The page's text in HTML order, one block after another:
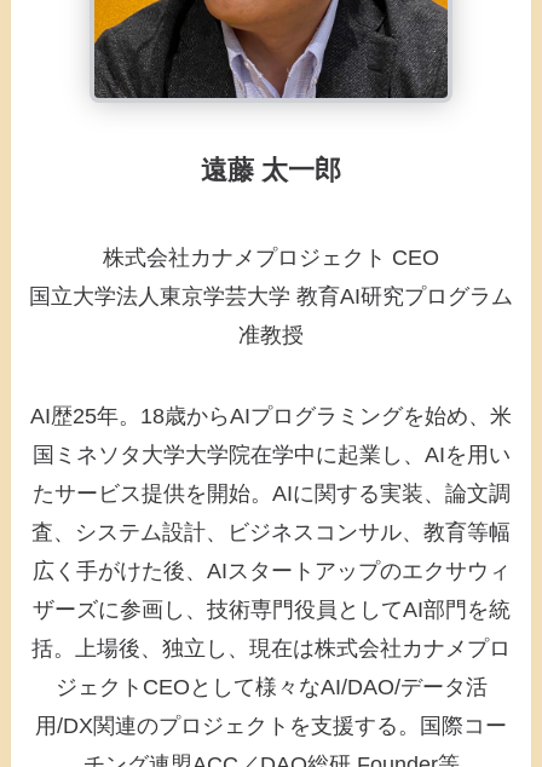
遠藤 太一郎
株式会社カナメプロジェクト CEO
国立大学法人東京学芸大学 教育AI研究プログラム
准教授
AI歴25年。18歳からAIプログラミングを始め、米
国ミネソタ大学大学院在学中に起業し、AIを用い
たサービス提供を開始。AIに関する実装、論文調
査、システム設計、ビジネスコンサル、教育等幅
広く手がけた後、AIスタートアップのエクサウィ
ザーズに参画し、技術専門役員としてAI部門を統
括。上場後、独立し、現在は株式会社カナメプロ
ジェクトCEOとして様々なAI/DAO/データ活
用/DX関連のプロジェクトを支援する。国際コー